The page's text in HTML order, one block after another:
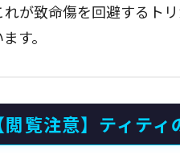
が致命傷を回避するト
す。
覧注意】ティテ